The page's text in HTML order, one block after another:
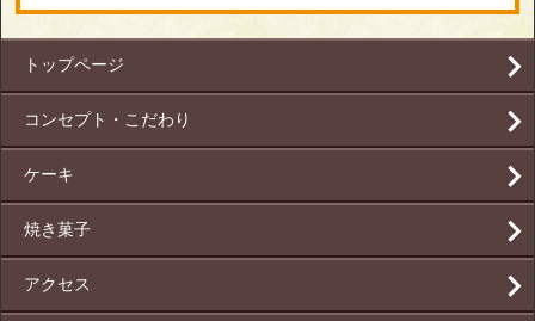
トップページ
コンセプト・こだわり
ケーキ
焼き菓子
アクセス